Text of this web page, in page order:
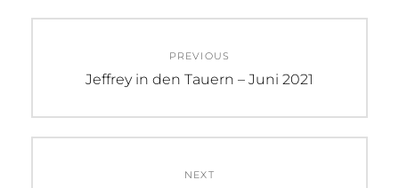
PREVIOUS
Previous
Jeffrey in den Tauern – Juni 2021
NEXT